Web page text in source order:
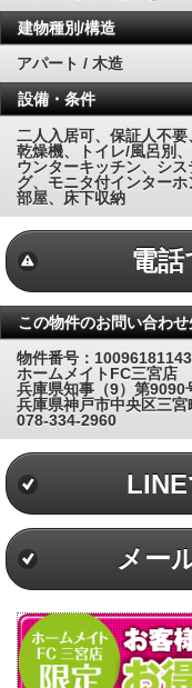
建物種別/構造
アパート / 木造
設備・条件
二人入居可、保証人不
乾燥機、トイレ/風呂別
ウンターキッチン、シ
グ、モニタ付インター
部屋、床下収納
電
この物件のお問い合わせ
物件番号：
ホームメイトFC三宮店
兵庫県知事（9）第9090
兵庫県神戸市中央区三
078-334-2960
メー